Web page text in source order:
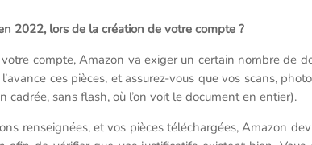
2022, lors de la création de votre compte ?
compte, Amazon va exiger un certain nombre de
ces pièces, et assurez-vous que vos scans,
cadrée, sans flash, où l’on voit le document en entier).
renseignées, et vos pièces téléchargées, Amazon